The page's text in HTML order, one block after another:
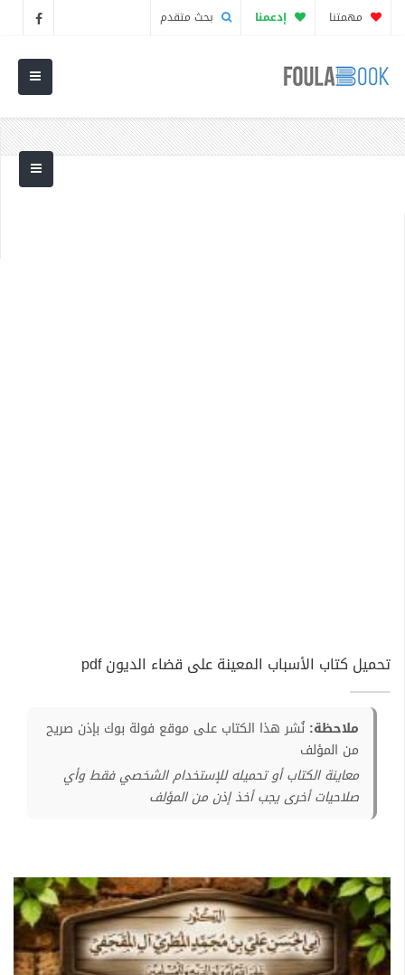
مهمتنا إدعمنا بحث متقدم
تحميل كتاب الأسباب المعينة على قضاء الديون pdf
ملاحظة: نُشر هذا الكتاب على موقع فولة بوك بإذن صريح
من المؤلف
معاينة الكتاب أو تحميله للإستخدام الشخصي فقط وأي
صلاحيات أخرى يجب أخذ إذن من المؤلف